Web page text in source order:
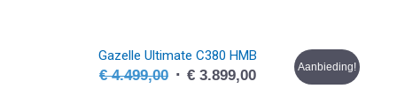
Gazelle Ultimate C380 HMB
€4.499,00 Oorspronkelijke
€3.899,00HuidigeAanbieding!